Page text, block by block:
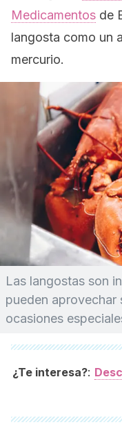
Medicamentos de
langosta como un
mercurio.
Las langostas son
pueden aprovechar
ocasiones
¿Te interesa?: